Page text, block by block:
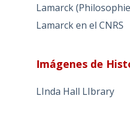
Lamarck
Lamarck en el CNRS
Imágenes de
LInda Hall LIbrary